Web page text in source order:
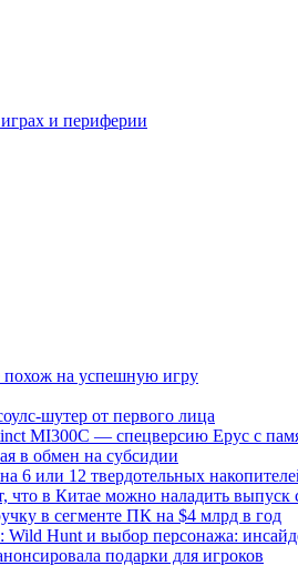
похож на успешную игру
шутер от первого лица
MI300C — спецверсию Epyc с
в обмен на субсидии
6 или 12 твердотельных
что в Китае можно наладить
в сегменте ПК на $4 млрд в год
Hunt и выбор персонажа:
подарки для игроков